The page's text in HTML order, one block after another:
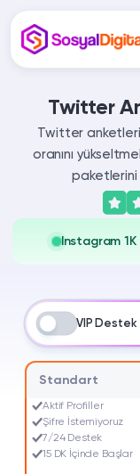
Twitter
Twitter
oranını
paketlerini
Instagram 1K
VIP Destek
Standart
Aktif Profiller
Şifre İstemiyoruz
7/24 Destek
15 DK İçinde Başlar